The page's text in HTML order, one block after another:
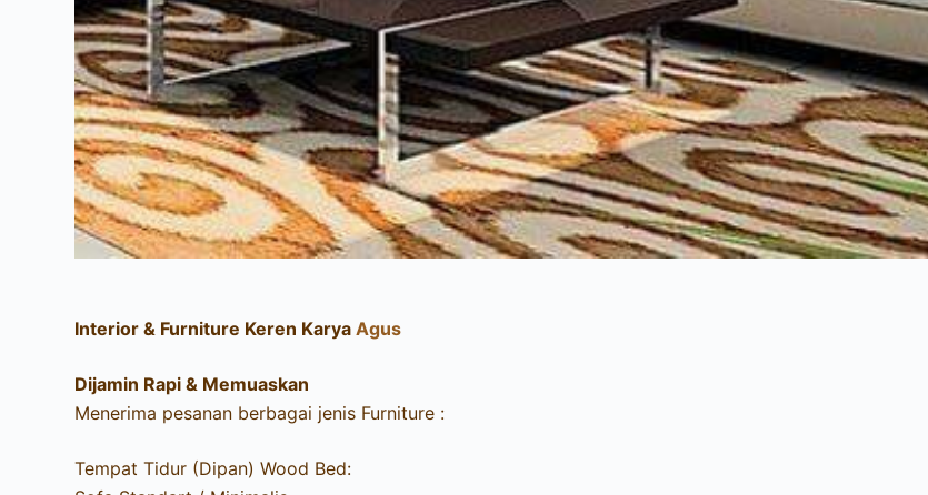
Interior & Furniture Keren KaryaAgus
Dijamin Rapi & Memuaskan
Menerima pesanan berbagai jenis Furniture :
Tempat Tidur (Dipan) Wood Bed: